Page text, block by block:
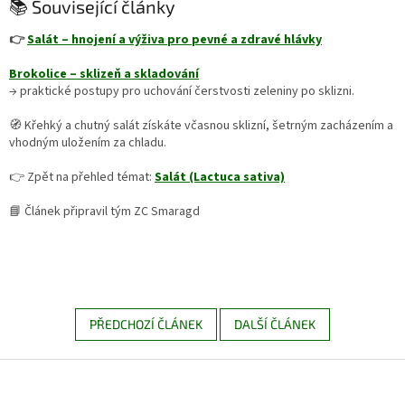
📚 Související články
👉Salát – hnojení a výživa pro pevné a zdravé hlávky
Brokolice – sklizeň a skladování
→ praktické postupy pro uchování čerstvosti zeleniny po sklizni.
🧭 Křehký a chutný salát získáte včasnou sklizní, šetrným zacházením a
vhodným uložením za chladu.
👉 Zpět na přehled témat: Salát (Lactuca sativa)
📘 Článek připravil tým ZC Smaragd
PŘEDCHOZÍ ČLÁNEK DALŠÍ ČLÁNEK